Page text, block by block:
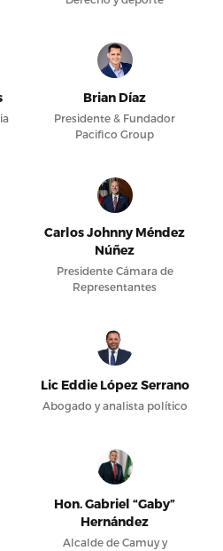
Brian Díaz
Presidente & Fundador
Pacifico Group
Carlos Johnny Méndez
Núñez
Presidente Cámara de
Representantes
Lic Eddie López Serrano
Abogado y analista político
Hon. Gabriel “Gaby”
Hernández
Alcalde de Camuy y